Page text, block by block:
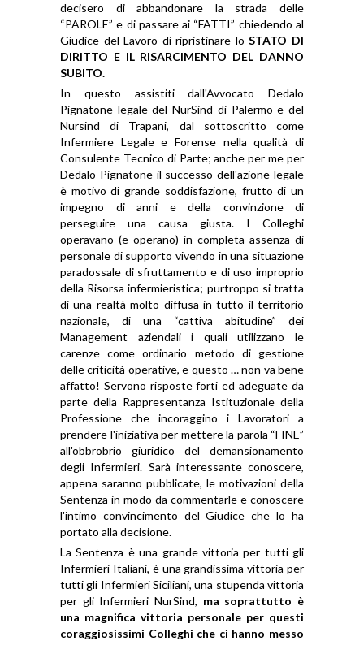
decisero di abbandonare la strada delle
“PAROLE” e di passare ai “FATTI” chiedendo al
Giudice del Lavoro di ripristinare loSTATO DI
DIRITTO E IL RISARCIMENTO DEL DANNO
SUBITO.
In questo assistiti dall'Avvocato Dedalo
Pignatone legale del NurSind di Palermo e del
Nursind di Trapani, dal sottoscritto come
Infermiere Legale e Forense nella qualità di
Consulente Tecnico di Parte; anche per me per
Dedalo Pignatone il successo dell'azione legale
è motivo di grande soddisfazione, frutto di un
impegno di anni e della convinzione di
perseguire una causa giusta. I Colleghi
operavano (e operano) in completa assenza di
personale di supporto vivendo in una situazione
paradossale di sfruttamento e di uso improprio
della Risorsa infermieristica; purtroppo si tratta
di una realtà molto diffusa in tutto il territorio
nazionale, di una “cattiva abitudine” dei
Management aziendali i quali utilizzano le
carenze come ordinario metodo di gestione
delle criticità operative, e questo … non va bene
affatto! Servono risposte forti ed adeguate da
parte della Rappresentanza Istituzionale della
Professione che incoraggino i Lavoratori a
prendere l'iniziativa per mettere la parola “FINE”
all'obbrobrio giuridico del demansionamento
degli Infermieri. Sarà interessante conoscere,
appena saranno pubblicate, le motivazioni della
Sentenza in modo da commentarle e conoscere
l'intimo convincimento del Giudice che lo ha
portato alla decisione.
La Sentenza è una grande vittoria per tutti gli
Infermieri Italiani, è una grandissima vittoria per
tutti gli Infermieri Siciliani, una stupenda vittoria
per gli Infermieri NurSind, ma soprattutto è
una magnifica vittoria personale per questi
coraggiosissimi Colleghi che ci hanno messo